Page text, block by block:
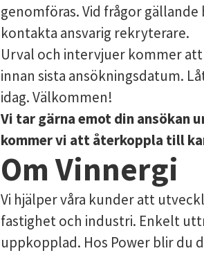
genomföras. Vid frågor
kontakta ansvarig rekryterare.
Urval och intervjuer kommer
innan sista ansökningsdatum.
idag. Välkommen!
Vi tar gärna emot din ansökan
kommer vi att återkoppla till
Om Vinnergi
Vi hjälper våra kunder att
fastighet och industri. Enkelt
uppkopplad. Hos Power blir du